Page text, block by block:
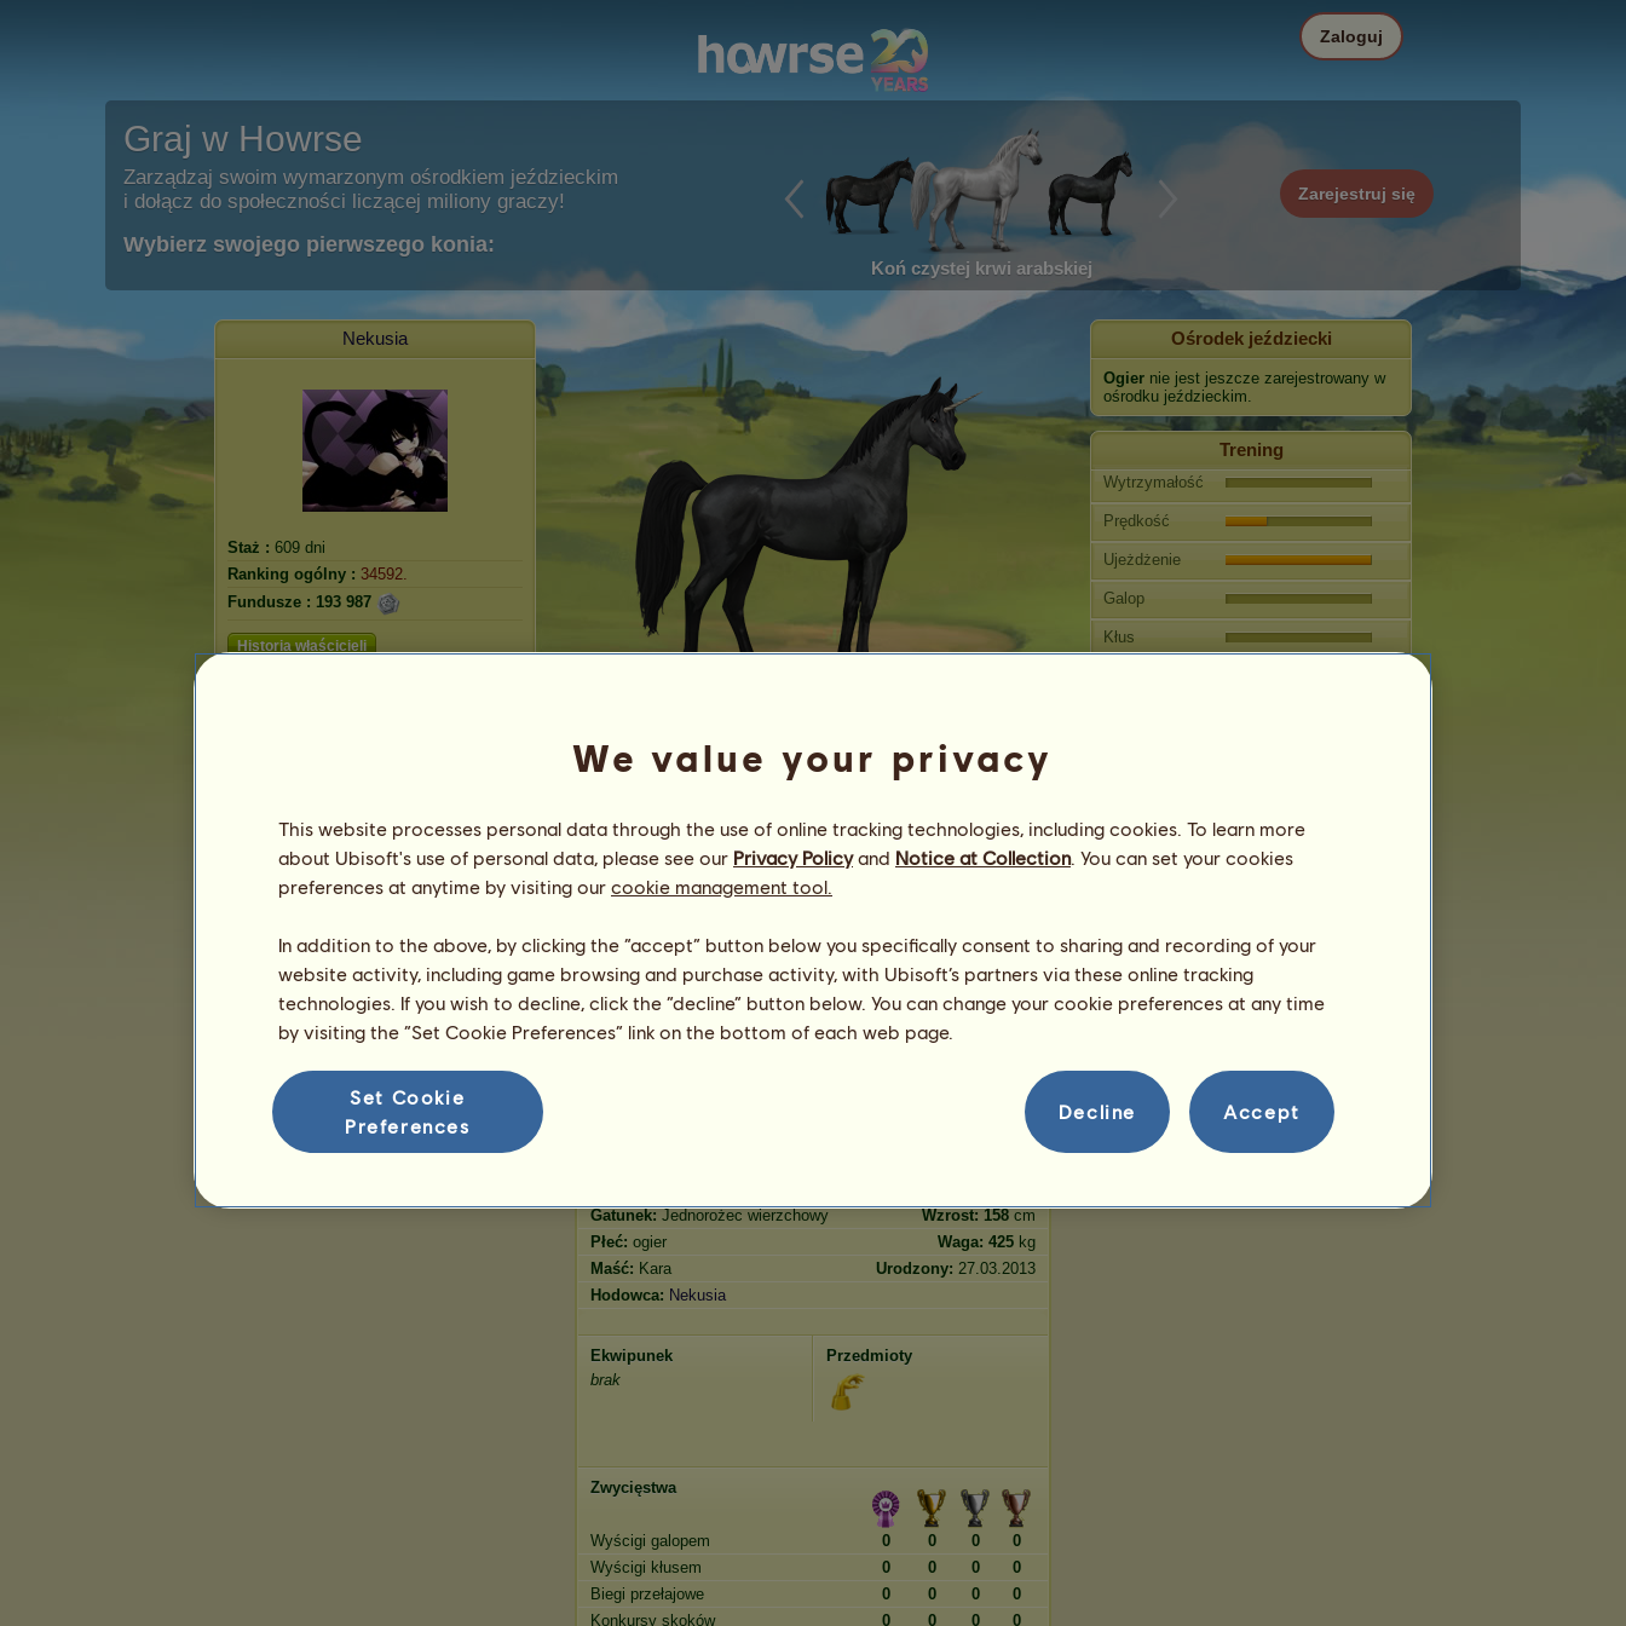
Graj w Howrse
Zarządzaj swoim wymarzonym ośrodkiem jeździeckim
i dołącz do społeczności liczącej miliony graczy!
Wybierz swojego pierwszego konia:
Koń czystej krwi arabskiej
Zarejestruj się
Zaloguj
Nekusia
Staż : 609 dni
Ranking ogólny : 34592.
Fundusze : 193 987
Historia właścicieli
Ogier
08:00
Zdrowie
100%
Morale
94%
Wytrzymałość
20.57
Prędkość
56.06
Ujeżdżenie
86.31
Galop
13.91
Gatunek: Jednorożec wierzchowy Wzrost: 158 cm
Płeć: ogier Waga: 425 kg
Maść: Kara Urodzony: 27.03.2013
Hodowca: Nekusia
Ekwipunek
brak
Przedmioty
Zwycięstwa
Wyścigi galopem 0 0 0
0
Wyścigi kłusem
0 0 0
0
Biegi przełajowe
0 0 0
0
Konkursy skoków
0 0 0 0
Ośrodek jeździecki
Ogier nie jest jeszcze zarejestrowany w
ośrodku jeździeckim.
Trening
Wytrzymałość
Prędkość
Ujeżdżenie
Galop
Kłus
Rozmnażanie
Informacja
We value your privacy
This website processes personal data through the use of online tracking technologies, including cookies. To learn more
about Ubisoft's use of personal data, please see our Privacy Policyand Notice at Collection. You can set your cookies
preferences at anytime by visiting our cookie management tool.
In addition to the above, by clicking the “accept” button below you specifically consent to sharing and recording of your
website activity, including game browsing and purchase activity, with Ubisoft’s partners via these online tracking
technologies. If you wish to decline, click the “decline” button below. You can change your cookie preferences at any time
by visiting the “Set Cookie Preferences” link on the bottom of each web page.
Set Cookie
Preferences
Decline Accept